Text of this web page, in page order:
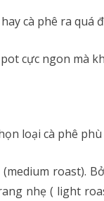
cà phê ra quá
cực ngon mà
loại cà phê phù
roast).
nhẹ ( light